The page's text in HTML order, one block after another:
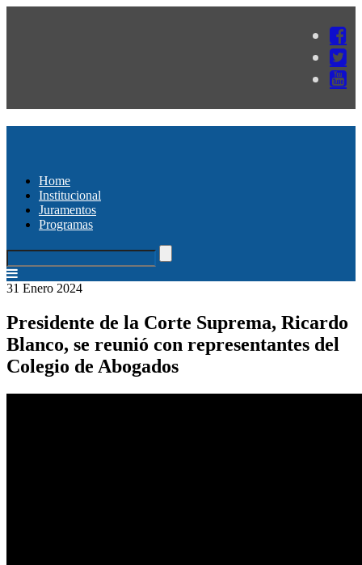
Home
Institucional
Juramentos
Programas
31 Enero 2024
Presidente de la Corte Suprema, Ricardo
Blanco, se reunió con representantes del
Colegio de Abogados